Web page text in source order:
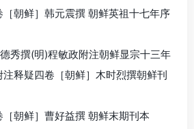
朝鲜］韩元震撰 朝鲜英祖十七年序
秀撰(明)程敏政附注朝鲜显宗十三年
释疑四卷［朝鲜］木时烈撰朝鲜刊
朝鲜］曹好益撰 朝鲜末期刊本